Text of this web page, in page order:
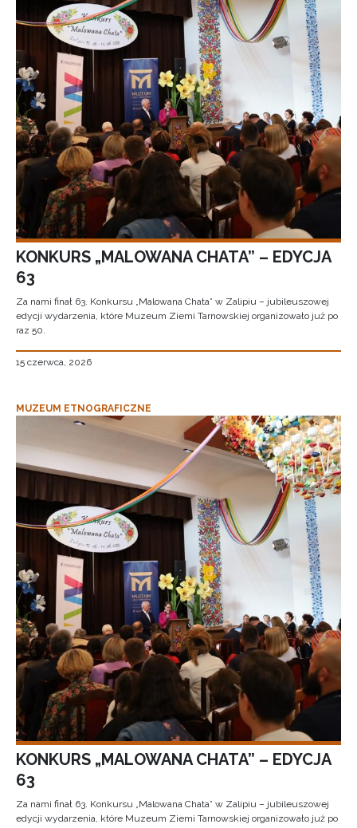
KONKURS „MALOWANA CHATA” – EDYCJA
63
Za nami finał 63. Konkursu „Malowana Chata” w Zalipiu – jubileuszowej
edycji wydarzenia, które Muzeum Ziemi Tarnowskiej organizowało już po
raz 50.
15 czerwca, 2026
MUZEUM ETNOGRAFICZNE
KONKURS „MALOWANA CHATA” – EDYCJA
63
Za nami finał 63. Konkursu „Malowana Chata” w Zalipiu – jubileuszowej
edycji wydarzenia, które Muzeum Ziemi Tarnowskiej organizowało już po